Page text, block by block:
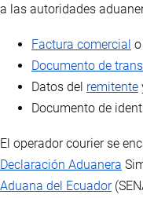
a las autoridades
Factura comercial
Documento de
Datos del remitente
Documento de
El operador courier se
Declaración Aduanera
Aduana del Ecuador